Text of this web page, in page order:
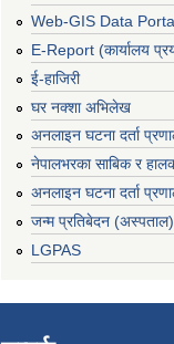
Web-GIS Data
E-Report (कार्यालय
ई-हाजिरी
घर नक्शा अभिलेख
अनलाइन घटना दर्ता
नेपालभरका साबिक र
अनलाइन घटना दर्ता
जन्म प्रतिबेदन (अस्पताल)
LGPAS